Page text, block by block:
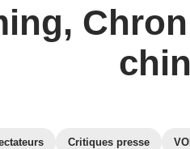
Critiques presse